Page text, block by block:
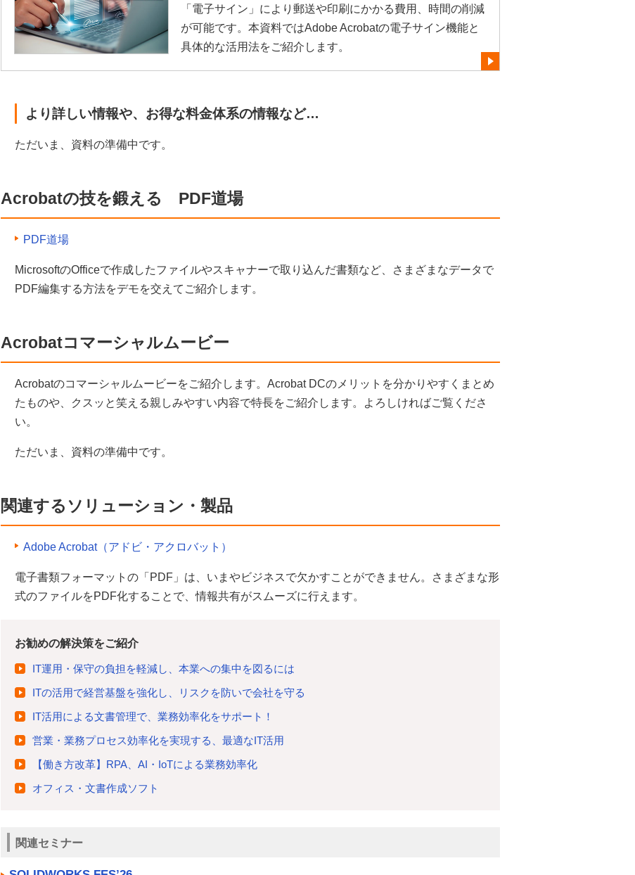
「電子サイン」により郵送や印刷にかかる費用、時間の削減
が可能です。本資料ではAdobe Acrobatの電子サイン機能と
具体的な活用法をご紹介します。
より詳しい情報や、お得な料金体系の情報など…
ただいま、資料の準備中です。
Acrobatの技を鍛える PDF道場
PDF道場
MicrosoftのOfficeで作成したファイルやスキャナーで取り込んだ書類など、さまざまなデータで
PDF編集する方法をデモを交えてご紹介します。
Acrobatコマーシャルムービー
Acrobatのコマーシャルムービーをご紹介します。Acrobat DCのメリットを分かりやすくまとめ
たものや、クスッと笑える親しみやすい内容で特長をご紹介します。よろしければご覧くださ
い。
ただいま、資料の準備中です。
関連するソリューション・製品
Adobe Acrobat（アドビ・アクロバット）
電子書類フォーマットの「PDF」は、いまやビジネスで欠かすことができません。さまざまな形
式のファイルをPDF化することで、情報共有がスムーズに行えます。
お勧めの解決策をご紹介
IT運用・保守の負担を軽減し、本業への集中を図るには
ITの活用で経営基盤を強化し、リスクを防いで会社を守る
IT活用による文書管理で、業務効率化をサポート！
営業・業務プロセス効率化を実現する、最適なIT活用
【働き方改革】RPA、AI・IoTによる業務効率化
オフィス・文書作成ソフト
関連セミナー